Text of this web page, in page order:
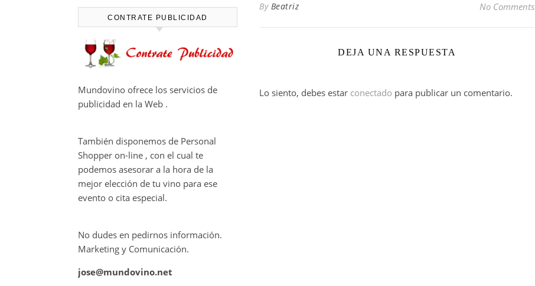
CONTRATE PUBLICIDAD
Mundovino ofrece los servicios de
publicidad en la Web .
También disponemos de Personal
Shopper on-line , con el cual te
podemos asesorar a la hora de la
mejor elección de tu vino para ese
evento o cita especial.
No dudes en pedirnos información.
Marketing y Comunicación.
jose@mundovino.net
By Beatriz No Comments
DEJA UNA RESPUESTA
Lo siento, debes estar conectado para publicar un comentario.